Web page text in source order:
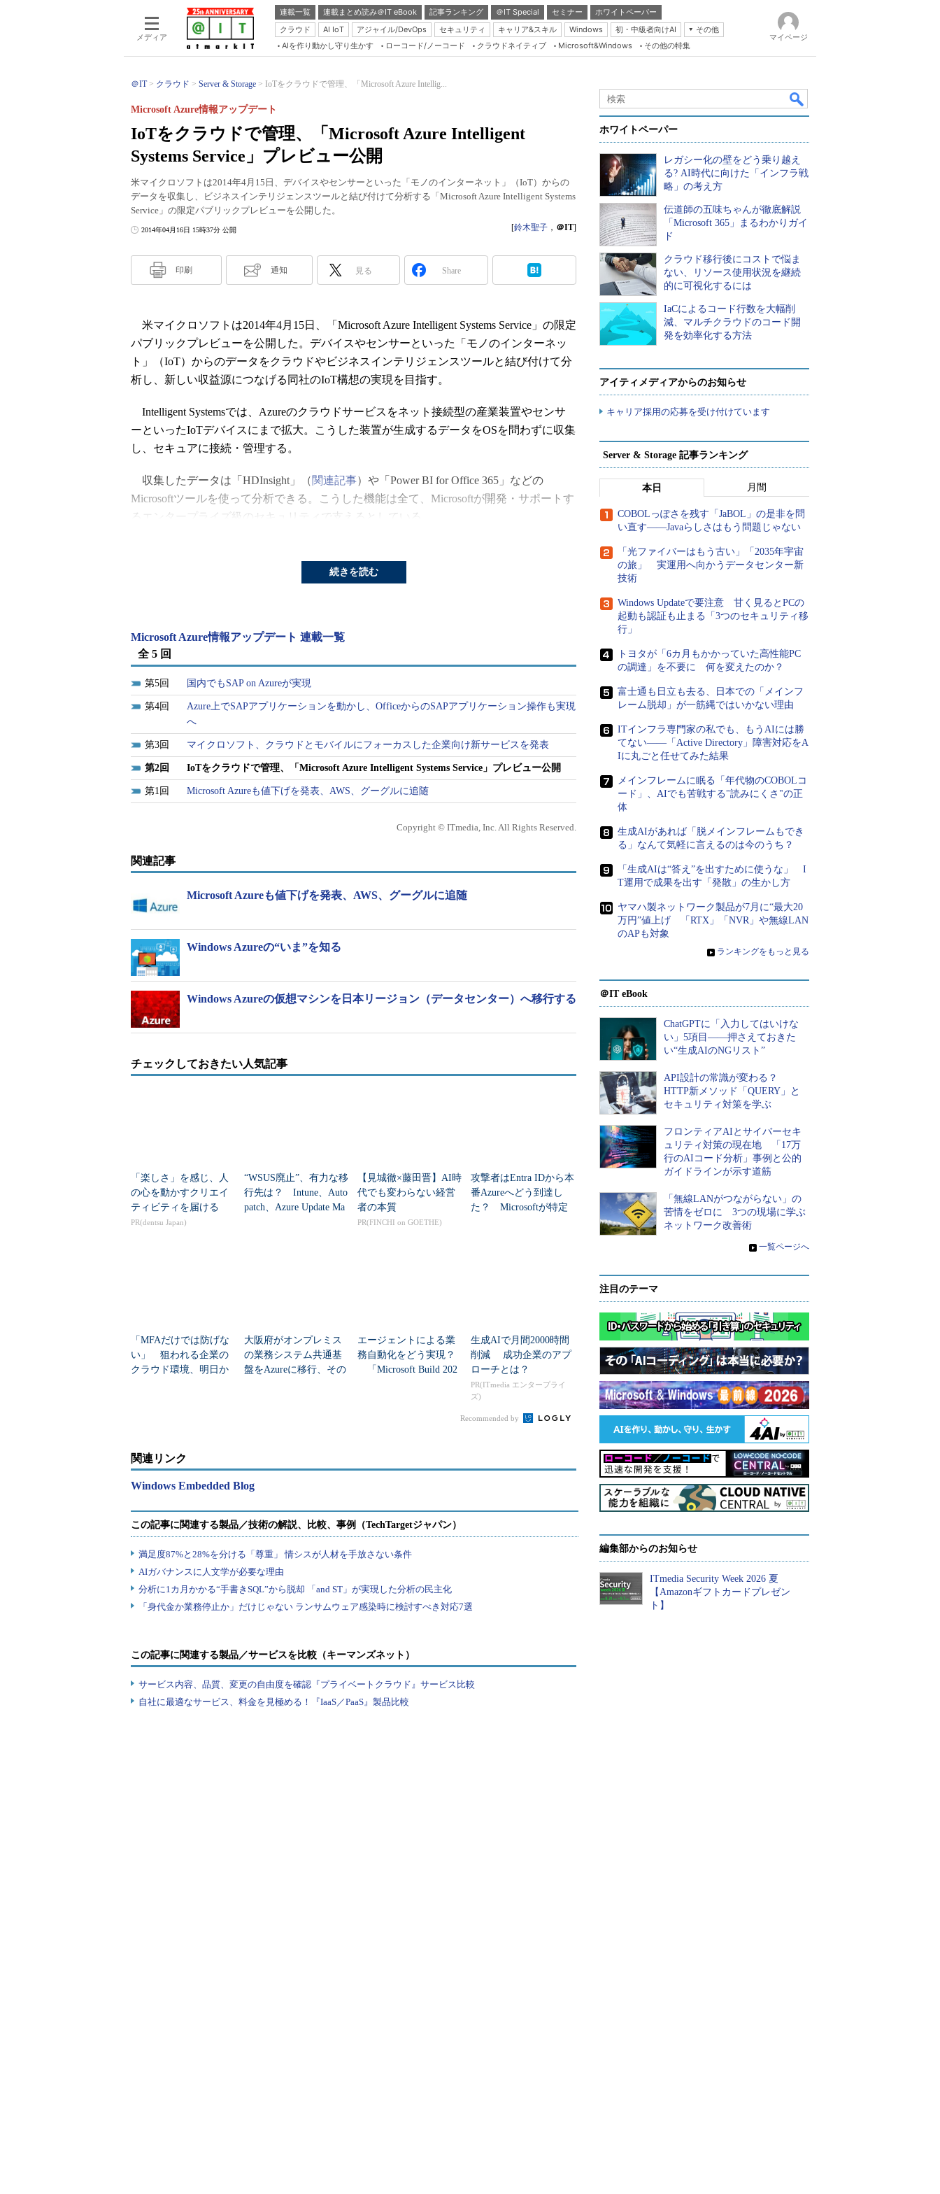
メディア
連載一覧 連載まとめ読み＠IT eBook 記事ランキング ＠IT Special セミナー
ホワイトペーパー
クラウド
AI IoT アジャイル/DevOps セキュリティ キャリア&スキル Windows 初・中級者向けAI
その他
Server & Storage
Database Expert
Linux ＆ OSS
Master of IP Network
Security & Trust
Test & Tools
AIを作り動かし守り生かす ローコード/ノーコード クラウドネイティブ Microsoft&Windows その他の特集
マイページ
＠IT クラウド Server & Storage IoTをクラウドで管理、「Microsoft Azure Intellig...
IoTをクラウドで管理、「Microsoft Azure Intelligent
Systems Service」プレビュー公開
Microsoft Azure情報アップデート
米マイクロソフトは2014年4月15日、デバイスやセンサーといった「モノのインターネット」（IoT）からの
データを収集し、ビジネスインテリジェンスツールと結び付けて分析する「Microsoft Azure Intelligent Systems
Service」の限定パブリックプレビューを公開した。
2014年04月16日 15時37分 公開 [鈴木聖子 ， ＠IT]
印刷 通知 見る Share
米マイクロソフトは2014年4月15日、「Microsoft Azure Intelligent Systems Service」の限定
パブリックプレビューを公開した。デバイスやセンサーといった「モノのインターネッ
ト」（IoT）からのデータをクラウドやビジネスインテリジェンスツールと結び付けて分
析し、新しい収益源につなげる同社のIoT構想の実現を目指す。
Intelligent Systemsでは、Azureのクラウドサービスをネット接続型の産業装置やセンサ
ーといったIoTデバイスにまで拡大。こうした装置が生成するデータをOSを問わずに収集
し、セキュアに接続・管理する。
収集したデータは「HDInsight」（関連記事）や「Power BI for Office 365」などの
Microsoftツールを使って分析できる。こうした機能は全て、Microsoftが開発・サポートす
るエンタープライズ級のセキュリティで支えるとしている。
ー、有線カメラ、通信システムといったモノの監視や管理、自動化を目指すプロジェク
トを展開している。Intelligent Systems Serviceを使って温度や振動、湿度、警報などの情報
ーマンス追跡といった新しいサービスが実現できたとしている。
療、小売りといった分野でも活用が見込めるという。企業は新しいインフラに投資する
ことなく、多様なデバイスが生成するデータを分析して活用できるとマイクロソフトは
説明している。
限定プレビューへの参加申し込みは専用サイトから受け付けている。
続きを読む
Microsoft Azure情報アップデート 連載一覧
全 5 回
5 国内でもSAP on Azureが実現
4
Azure上でSAPアプリケーションを動かし、OfficeからのSAPアプリケーション操作も実現
へ
3 マイクロソフト、クラウドとモバイルにフォーカスした企業向け新サービスを発表
2 IoTをクラウドで管理、「Microsoft Azure Intelligent Systems Service」プレビュー公開
1 Microsoft Azureも値下げを発表、AWS、グーグルに追随
Copyright © ITmedia, Inc. All Rights Reserved.
関連記事
Microsoft Azureも値下げを発表、AWS、グーグルに追随
Windows Azureの“いま”を知る
Windows Azureの仮想マシンを日本リージョン（データセンター）へ移行する
チェックしておきたい人気記事
「楽しさ」を感じ、人
の心を動かすクリエイ
ティビティを届ける
PR(dentsu Japan)
“WSUS廃止”、有力な移
行先は？ Intune、Auto
patch、Azure Update Ma
【見城徹×藤田晋】AI時
代でも変わらない経営
者の本質
PR(FINCHI on GOETHE)
攻撃者はEntra IDから本
番Azureへどう到達し
た？ Microsoftが特定
「MFAだけでは防げな
い」 狙われる企業の
クラウド環境、明日か
大阪府がオンプレミス
の業務システム共通基
盤をAzureに移行、その
エージェントによる業
務自動化をどう実現？
「Microsoft Build 202
生成AIで月間2000時間
削減 成功企業のアプ
ローチとは？
PR(ITmedia エンタープライ
ズ)
Recommended by
関連リンク
Windows Embedded Blog
この記事に関連する製品／サービスを比較（キーマンズネット）
サービス内容、品質、変更の自由度を確認『プライベートクラウド』サービス比較
自社に最適なサービス、料金を見極める！『IaaS／PaaS』製品比較
ホワイトペーパー
レガシー化の壁をどう乗り越え
る? AI時代に向けた「インフラ戦
略」の考え方
伝道師の五味ちゃんが徹底解説
「Microsoft 365」まるわかりガイ
ド
クラウド移行後にコストで悩ま
ない、リソース使用状況を継続
的に可視化するには
IaCによるコード行数を大幅削
減、マルチクラウドのコード開
発を効率化する方法
アイティメディアからのお知らせ
キャリア採用の応募を受け付けています
Server & Storage 記事ランキング
本日 月間
COBOLっぽさを残す「JaBOL」の是非を問
い直す――Javaらしさはもう問題じゃない
「光ファイバーはもう古い」「2035年宇宙
の旅」 実運用へ向かうデータセンター新
技術
Windows Updateで要注意 甘く見るとPCの
起動も認証も止まる「3つのセキュリティ移
行」
トヨタが「6カ月もかかっていた高性能PC
の調達」を不要に 何を変えたのか？
富士通も日立も去る、日本での「メインフ
レーム脱却」が一筋縄ではいかない理由
ITインフラ専門家の私でも、もうAIには勝
てない――「Active Directory」障害対応をA
Iに丸ごと任せてみた結果
メインフレームに眠る「年代物のCOBOLコ
ード」、AIでも苦戦する"読みにくさ"の正
体
生成AIがあれば「脱メインフレームもでき
る」なんて気軽に言えるのは今のうち？
「生成AIは“答え”を出すために使うな」 I
T運用で成果を出す「発散」の生かし方
ヤマハ製ネットワーク製品が7月に“最大20
万円”値上げ 「RTX」「NVR」や無線LAN
のAPも対象
» ランキングをもっと見る
＠IT eBook
ChatGPTに「入力してはいけな
い」5項目――押さえておきた
い“生成AIのNGリスト”
API設計の常識が変わる？
HTTP新メソッド「QUERY」と
セキュリティ対策を学ぶ
フロンティアAIとサイバーセキ
ュリティ対策の現在地 「17万
行のAIコード分析」事例と公的
ガイドラインが示す道筋
「無線LANがつながらない」の
苦情をゼロに 3つの現場に学ぶ
ネットワーク改善術
» 一覧ページへ
注目のテーマ
編集部からのお知らせ
ITmedia Security Week 2026 夏
【Amazonギフトカードプレゼン
ト】